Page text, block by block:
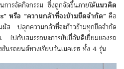
การจัดกิจกรรม ซึ่งถูกจัดขึ้นภายใต้แนวคิด
อ “ความกล้าที่จะข้ามขีดจำกัด”คือ
ผัส ปลุกความกล้าที่จะก้าวข้ามทุกขีดจำกัด
ไปกับสมรรถนะการขับขี่อันดีเยี่ยมของรถ
นรถยนต์ทางเรียบวันเมคเรซ ทั้ง 4 รุ่น